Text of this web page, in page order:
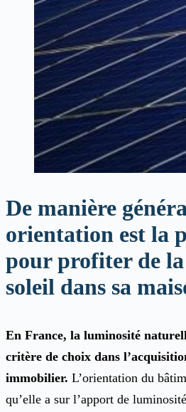
De manière
orientation est la
pour profiter de
soleil dans sa
En France, la luminosité
critère de choix dans
immobilier. L’orientation du
qu’elle a sur l’apport de